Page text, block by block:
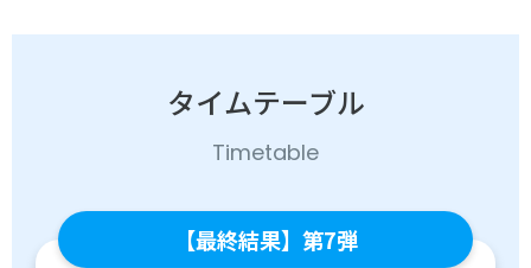
ニュース
お問い合わせ・お申し込み
障害者スポーツ
スポーツによるまちづくり
タイムテーブル
Timetable
【最終結果】第7弾